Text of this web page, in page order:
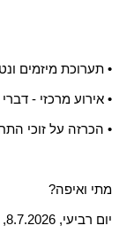
• תערוכת מיזמים
• אירוע מרכזי -
• הכרזה על זוכי
מתי ואיפה?
יום רביעי, 8.7.2026, 17:30-21:30